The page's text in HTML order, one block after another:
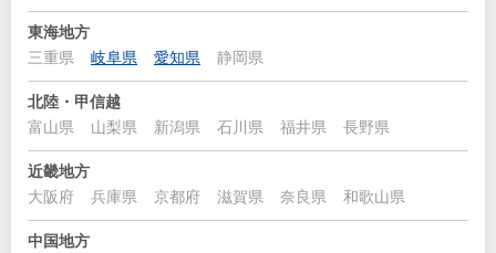
東海地方
三重県
岐阜県 愛知県 静岡県
北陸・甲信越
富山県
山梨県 新潟県 石川県 福井県 長野県
近畿地方
大阪府
兵庫県 京都府 滋賀県 奈良県 和歌山県
中国地方